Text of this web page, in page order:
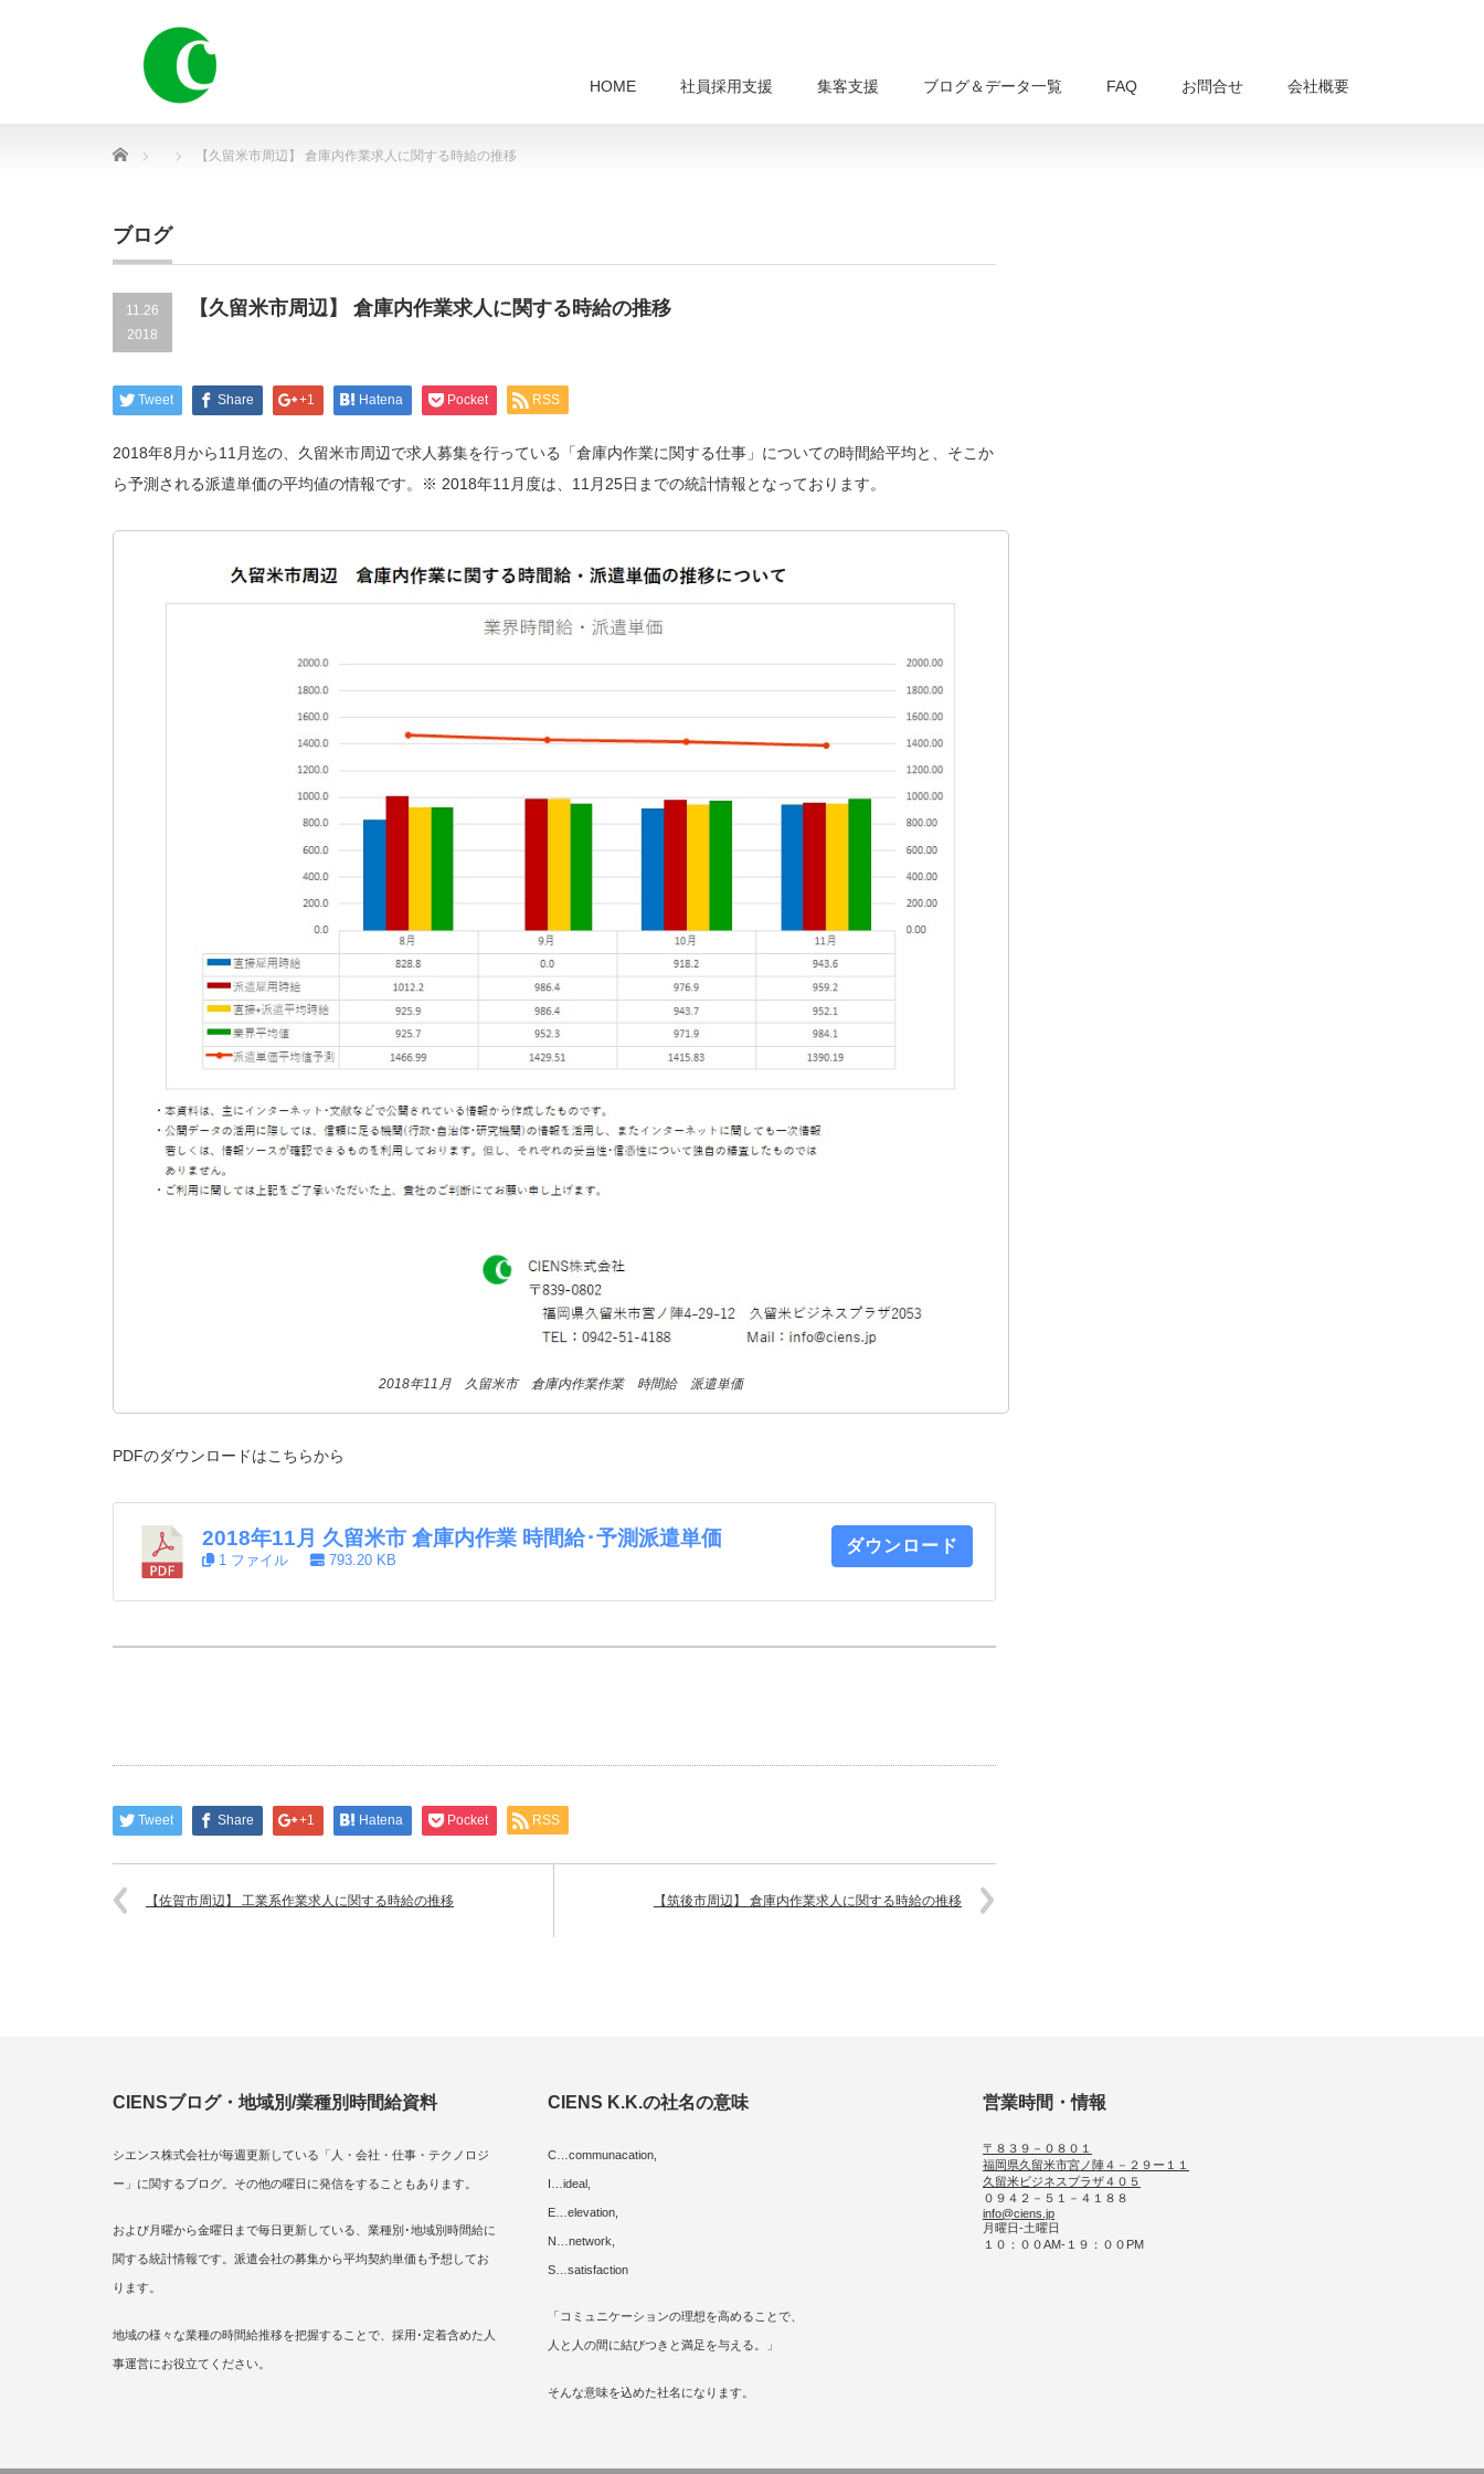
HOME 社員採用支援 集客支援 ブログ＆データ一覧 FAQ お問合せ 会社概要
Home 【久留米市周辺】 倉庫内作業求人に関する時給の推移
ブログ
11.26
2018
【久留米市周辺】 倉庫内作業求人に関する時給の推移
Tweet Share +1 Hatena Pocket RSS
2018年8月から11月迄の、久留米市周辺で求人募集を行っている「倉庫内作業に関する仕事」についての時間給平均と、そこか
ら予測される派遣単価の平均値の情報です。※ 2018年11月度は、11月25日までの統計情報となっております。
2018年11月 久留米市 倉庫内作業作業 時間給 派遣単価
PDFのダウンロードはこちらから
2018年11月 久留米市 倉庫内作業 時間給･予測派遣単価
1 ファイル 793.20 KB
ダウンロード
Tweet Share +1 Hatena Pocket RSS
【佐賀市周辺】 工業系作業求人に関する時給の推移 【筑後市周辺】 倉庫内作業求人に関する時給の推移
CIENSブログ・地域別/業種別時間給資料
シエンス株式会社が毎週更新している「人・会社・仕事・テクノロジ
ー」に関するブログ。その他の曜日に発信をすることもあります。
および月曜から金曜日まで毎日更新している、業種別･地域別時間給に
関する統計情報です。派遣会社の募集から平均契約単価も予想してお
ります。
地域の様々な業種の時間給推移を把握することで、採用･定着含めた人
事運営にお役立てください。
CIENS K.K.の社名の意味
C…communacation,
I…ideal,
E…elevation,
N…network,
S…satisfaction
「コミュニケーションの理想を高めることで、
人と人の間に結びつきと満足を与える。」
そんな意味を込めた社名になります。
営業時間・情報
〒８３９－０８０１
福岡県久留米市宮ノ陣４－２９ー１１
久留米ビジネスプラザ４０５
０９４２－５１－４１８８
info@ciens.jp
月曜日-土曜日
１０：００AM-１９：００PM